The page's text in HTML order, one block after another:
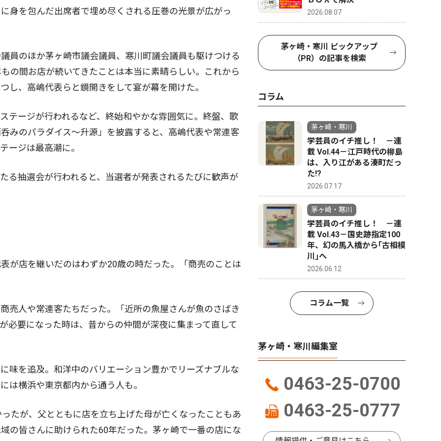
を包んだ出席者で埋め尽くされる圧巻の光景が広がっ
のほか茅ヶ崎市議会議員、寒川町議会議員も駆けつける
の間お店が続いてきたことは本当に素晴らしい。これから
し、高嶋代表らと鏡開きをして宴が幕を開けた。
ージが行われるなど、終始和やかな雰囲気に。終盤、歌
みのパラダイス〜升源」を披露すると、高嶋代表や常連客
ージは最高潮に。
抽選会が行われると、当選者が発表されるたびに歓声が
店を継いだのはわずか20歳の時だった。「商売のことは
人や常連客たちだった。「近所の魚屋さんが魚のさばき
必要になった時は、昔からの仲間が深夜に集まって直して
を追及。和洋中のバリエーション豊かでリーズナブルな
は横浜や東京都内から通う人も。
が、父とともに店を立ち上げた母が亡くなったこともあ
の皆さんに助けられた60年だった。茅ヶ崎で一番の店にな
2026.08.07
茅ヶ崎・寒川 ピックアップ
（PR）の記事を検索
コラム
茅ヶ崎・寒川
学芸員のイチ推し！ －連
載 Vol.44－江戸時代の柳島
は、入り江がある湊町だっ
た!?
2026.07.17
茅ヶ崎・寒川
学芸員のイチ推し！ －連
載 Vol.43－国史跡指定100
年、幻の馬入橋から｢古相模
川｣へ
2026.06.12
コラム一覧
茅ヶ崎・寒川編集室
0463-25-0700
0463-25-0777